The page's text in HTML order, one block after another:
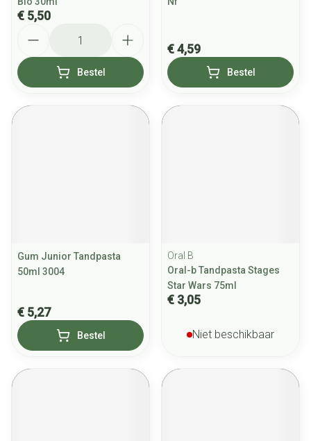
€ 5,50
Bestel
€ 4,59
Bestel
Gum Junior Tandpasta
50ml 3004
€ 5,27
Bestel
Oral B
Oral-b Tandpasta Stages
Star Wars 75ml
€ 3,05
Niet beschikbaar